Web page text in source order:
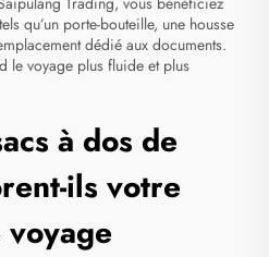
qu’un porte-bouteille, une housse
dédié aux documents.
le voyage plus fluide et plus
à dos de
ils votre